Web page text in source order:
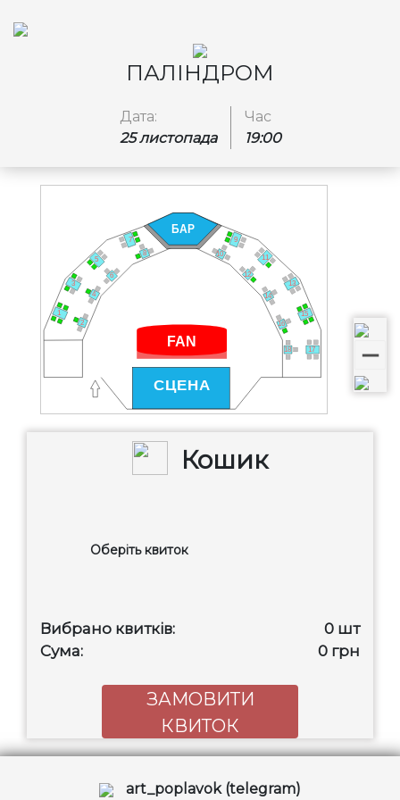
ПАЛІНДРОМ
Дата:
25 листопада
Час
19:00
FAN
1
2
3
4
5
6
7
8
9
10 11
12
13
14
15
16
17
18
БАР
СЦЕНА
Кошик
Оберіть квиток
Вибрано квитків: 0 шт
Сума:
0 грн
ЗАМОВИТИ
КВИТОК
art_poplavok (telegram)